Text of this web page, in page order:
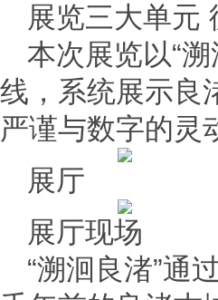
展览三大单元
本次展览以“溯
线，系统展示良
严谨与数字的灵
展厅
展厅现场
“溯洄良渚”通